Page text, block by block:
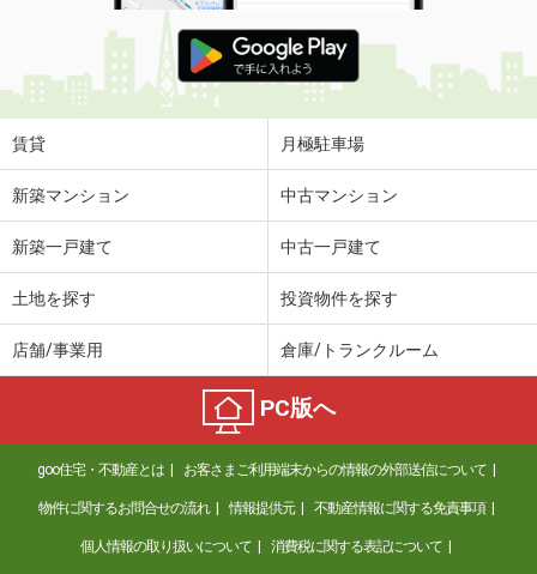
賃貸 月極駐車場
新築マンション 中古マンション
新築一戸建て 中古一戸建て
土地を探す 投資物件を探す
店舗/事業用 倉庫/トランクルーム
PC版へ
goo住宅・不動産とは お客さまご利用端末からの情報の外部送信について
物件に関するお問合せの流れ 情報提供元 不動産情報に関する免責事項
個人情報の取り扱いについて 消費税に関する表記について